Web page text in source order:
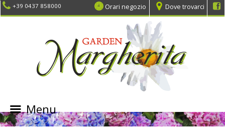
+39 0437 858000 Orari negozio Dove trovarci
Menu
SKIP